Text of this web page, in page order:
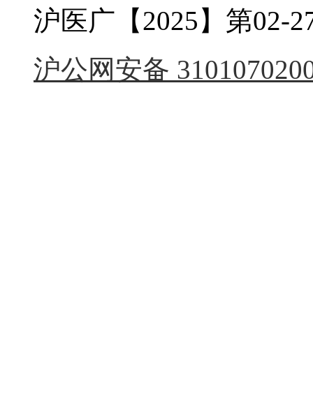
沪医广【2025】第02-
沪公网安备